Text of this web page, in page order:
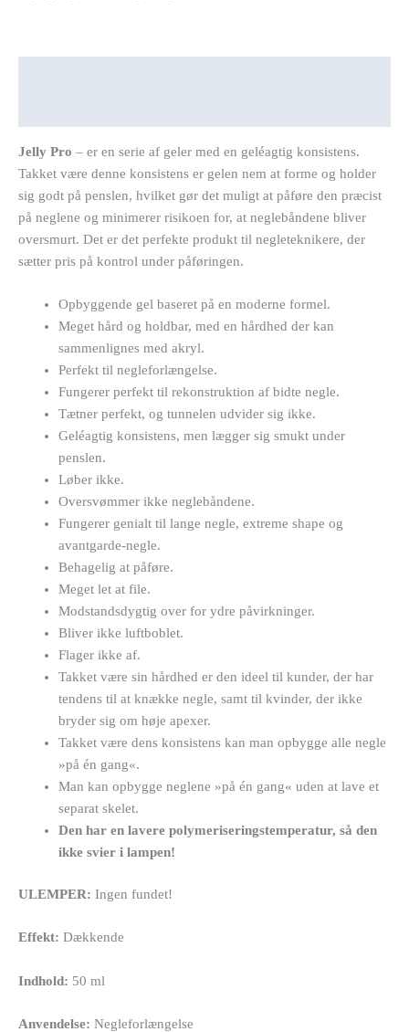
Jelly Pro – er en serie af geler med en geléagtig konsistens.
Takket være denne konsistens er gelen nem at forme og holder
sig godt på penslen, hvilket gør det muligt at påføre den præcist
på neglene og minimerer risikoen for, at neglebåndene bliver
oversmurt. Det er det perfekte produkt til negleteknikere, der
sætter pris på kontrol under påføringen.
Opbyggende gel baseret på en moderne formel.
Meget hård og holdbar, med en hårdhed der kan
sammenlignes med akryl.
Perfekt til negleforlængelse.
Fungerer perfekt til rekonstruktion af bidte negle.
Tætner perfekt, og tunnelen udvider sig ikke.
Geléagtig konsistens, men lægger sig smukt under
penslen.
Løber ikke.
Oversvømmer ikke neglebåndene.
Fungerer genialt til lange negle, extreme shape og
avantgarde-negle.
Behagelig at påføre.
Meget let at file.
Modstandsdygtig over for ydre påvirkninger.
Bliver ikke luftboblet.
Flager ikke af.
Takket være sin hårdhed er den ideel til kunder, der har
tendens til at knække negle, samt til kvinder, der ikke
bryder sig om høje apexer.
Takket være dens konsistens kan man opbygge alle negle
»på én gang«.
Man kan opbygge neglene »på én gang« uden at lave et
separat skelet.
Den har en lavere polymeriseringstemperatur, så den
ikke svier i lampen!
ULEMPER: Ingen fundet!
Effekt: Dækkende
Indhold: 50 ml
Anvendelse: Negleforlængelse